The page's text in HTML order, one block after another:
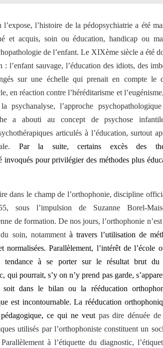
l’histoire de la pédopsychiatrie a été
et acquis, soin ou éducation, handicap ou
de l’enfant. Le XIXème siècle a été
: l’enfant sauvage, l’éducation des idiots, des
sur une échelle qui prenait en compte le
en réaction contre l’héréditarisme et
psychanalyse, l’approche psychopathologique
a abouti au concept de psychose
articulés à l’éducation, surtout
Par la suite, certains excès des
invoqués pour privilégier des méthodes plus
dans le champ de l’orthophonie, discipline
sous l’impulsion de Suzanne Borel-
de formation. De nos jours, l’orthophonie n’est
soin, notamment à travers l’utilisation de
normalisées. Parallèlement, l’intérêt de l’école
tendance à se porter sur le résultat brut du
qui pourrait, s’y on n’y prend pas garde,
dans le bilan ou la rééducation
est incontournable. La rééducation
ce qui ne veut pas dire dénuée
utilisés par l’orthophoniste constituent un
à l’étiquette du diagnostic,